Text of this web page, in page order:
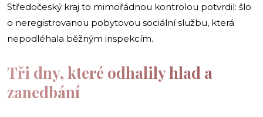
Středočeský kraj to mimořádnou kontrolou potvrdil: šlo
o neregistrovanou pobytovou sociální službu, která
nepodléhala běžným inspekcím.
Tři dny, které odhalily hlad a
zanedbání